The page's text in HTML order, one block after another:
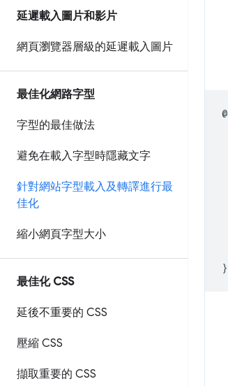
延遲載入圖片和影片
網頁瀏覽器層級的延遲載入圖片
最佳化網路字型
字型的最佳做法
避免在載入字型時隱藏文字
針對網站字型載入及轉譯進行最
佳化
縮小網頁字型大小
最佳化 CSS
延後不重要的 CSS
壓縮 CSS
擷取重要的 CSS
@
}